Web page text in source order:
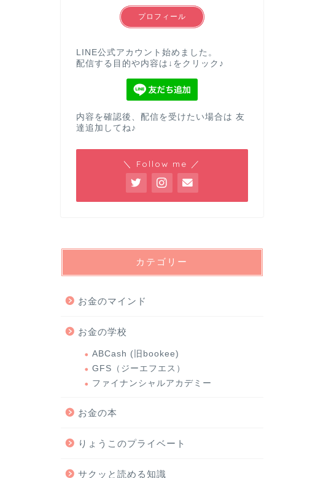
プロフィール
LINE公式アカウント始めました。
配信する目的や内容は↓をクリック♪
内容を確認後、配信を受けたい場合は 友
達追加してね♪
＼ Follow me ／
カテゴリー
お金のマインド
お金の学校
ABCash (旧bookee)
GFS（ジーエフエス）
ファイナンシャルアカデミー
お金の本
りょうこのプライベート
サクッと読める知識